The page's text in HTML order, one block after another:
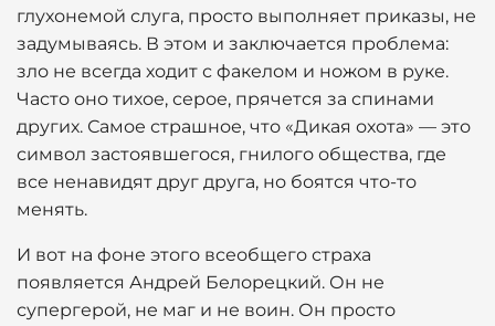
глухонемой слуга, просто выполняет приказы, не
задумываясь. В этом и заключается проблема:
зло не всегда ходит с факелом и ножом в руке.
Часто оно тихое, серое, прячется за спинами
других. Самое страшное, что «Дикая охота» — это
символ застоявшегося, гнилого общества, где
все ненавидят друг друга, но боятся что-то
менять.
И вот на фоне этого всеобщего страха
появляется Андрей Белорецкий. Он не
супергерой, не маг и не воин. Он просто